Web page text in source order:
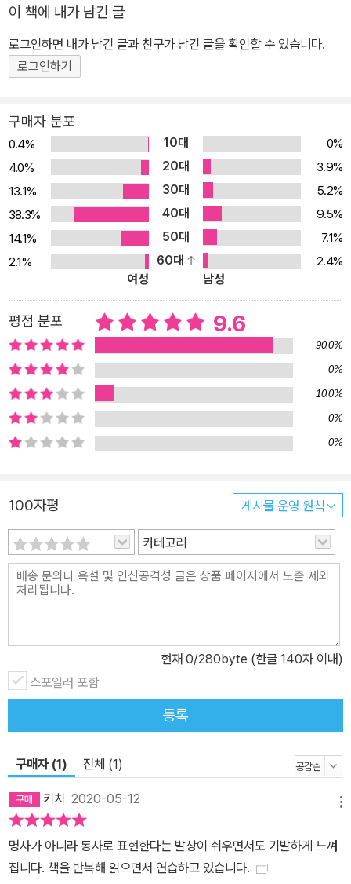
으로 3단어 영어 패턴을 완벽히 마스터할 수 있는 책으로, 40만 베스
트셀러 시리즈의 명성을 이어간다. 일본 전역을 순회하는 스타강사
나카야마 유키코(中山 裕木子)가 개발한 초간단 영어법, 3단어 영
리즈 《영어는 3단어로 100문장으로 끝내기》는 복잡한 문법과 쓸데
없이 긴 학교 영어, 문어식 영어를 짧고 쉬운 3단어 영어 100문장으
로 바꾸는 연습을 하면서 영어식 사고법을 자연스럽게 습득하게 만든
다. 초·중·고등학교에 토익까지 10년 넘게 영어에 매달렸지만 실제로
는 한 마디도 제대로 말하고 쓸 수 없었던 수많은 이들에게 속 시원한
영어 해결책을 제시하고 있다. “이 책을 통해 100개의 문장 연습을
마치면 영어 문장을 힘들이지 않고 만들 수 있게 되고 영문법의 대부
분이 익숙해질 것입니다. 영어를 말하는 데 필요한 마인드(일단 해보
기, 발상을 바꾸어 도전하기)와 스킬(쉬운 3단어로 영어를 적확하게
말하는 능력)을 갖출 수 있도록 돕기 위해 이 책을 썼습니다.” -머리
말 중에서 ■ 짧고 쉬운 100문장으로 ’누가, 하다, 무엇을’ 3단어 패
턴 완벽 마스터 “What’s your job?”이란 질문에 “저는 화장품 판매
원입니다.”라는 답을 한다고 가정해보자. ‘나의 직업은’으로 ‘My job
is’를, ‘판매원’은 ‘salesperson’을, 그 앞에 어떤 관사(a/an)를 쓸까
한 번 더 고민하고, 마지막으로 be동사를 사용해 이렇게 대답한다.
길어 대화의 타이밍을 놓치기도 쉽다. 이 영어, 더 간단하고 직관적으
만나면 이렇게 바뀐다. “I sell cosmetics.” 어떤가? 문장도 짧고 직
관적으로 이해하기 쉽다. ‘누가, 하다, 무엇을’ 3단어로 문장을 짧게
만드니 실수할 염려가 없고 완성된 문장으로 빠르게 의사소통할 수
면 원어민과 비원어민 모두에게 적확하게 통하는 영어를 할 수 있다.
이 책은 바로 이러한 3단어 영어의 원리를 완벽히 습득할 수 있도록,
흔히 하는 영어를 3단어 영어로 바꾸는 짧고도 강력한 핵심 문장 100
개를 제시한다. 자기소개하기, 일상영어, 여행지 소개하기, 비즈니스
엄선하여 100문장을 알차게 채웠다. ■ 매일 한 문장씩 연습하다 보
bby is reading books. ○ I enjoy reading. ② 수동태 대신 능동
태로! × A smartphone can be used for many things. ○ A sm
artphone has many uses. ③ 동사는 한 단어로! × He makes us
e of information on the Internet. ○ He uses information on
이 책에 내가 남긴 글
로그인하면 내가 남긴 글과 친구가 남긴 글을 확인할 수 있습니다.
로그인하기
구매자 분포
0.4% 10대
0%
4.0%
20대
3.9%
13.1%
30대
5.2%
38.3%
40대
9.5%
14.1%
50대
7.1%
2.1%
60대
2.4%
여성
남성
평점 분포 9.6
90.0%
0%
10.0%
0%
0%
100자평 게시물 운영 원칙
카테고리
현재 0/280byte (한글 140자 이내)
스포일러 포함
등록
구매자 (1) 전체 (1)
키치 2020-05-12
명사가 아니라 동사로 표현한다는 발상이 쉬우면서도 기발하게 느껴
집니다. 책을 반복해 읽으면서 연습하고 있습니다.